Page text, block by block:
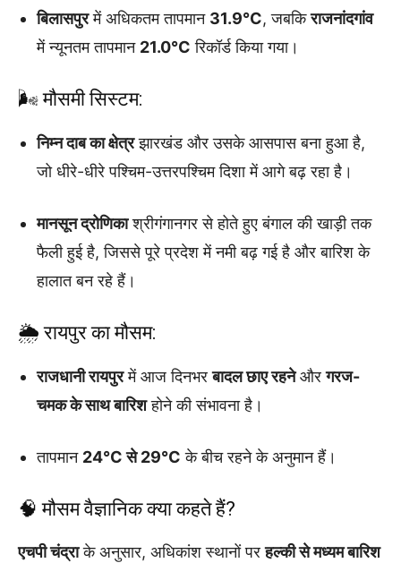
बिलासपुरमें अधिकतम तापमान 31.9°C, जबकिराजनांदगांव
में न्यूनतम तापमान 21.0°C रिकॉर्ड किया गया।
🌬️ मौसमी सिस्टम:
निम्न दाब का क्षेत्रझारखंड और उसके आसपास बना हुआ है,
जो धीरे-धीरे पश्चिम-उत्तरपश्चिम दिशा में आगे बढ़ रहा है।
मानसून द्रोणिकाश्रीगंगानगर से होते हुए बंगाल की खाड़ी तक
फैली हुई है, जिससे पूरे प्रदेश में नमी बढ़ गई है और बारिश के
हालात बन रहे हैं।
🌦️ रायपुर का मौसम:
राजधानी रायपुरमें आज दिनभरबादल छाए रहनेऔरगरज-
चमक के साथ बारिशहोने की संभावना है।
तापमान 24°C से 29°C के बीच रहने के अनुमान हैं।
🧠 मौसम वैज्ञानिक क्या कहते हैं?
एचपी चंद्राके अनुसार, अधिकांश स्थानों परहल्की से मध्यम बारिश